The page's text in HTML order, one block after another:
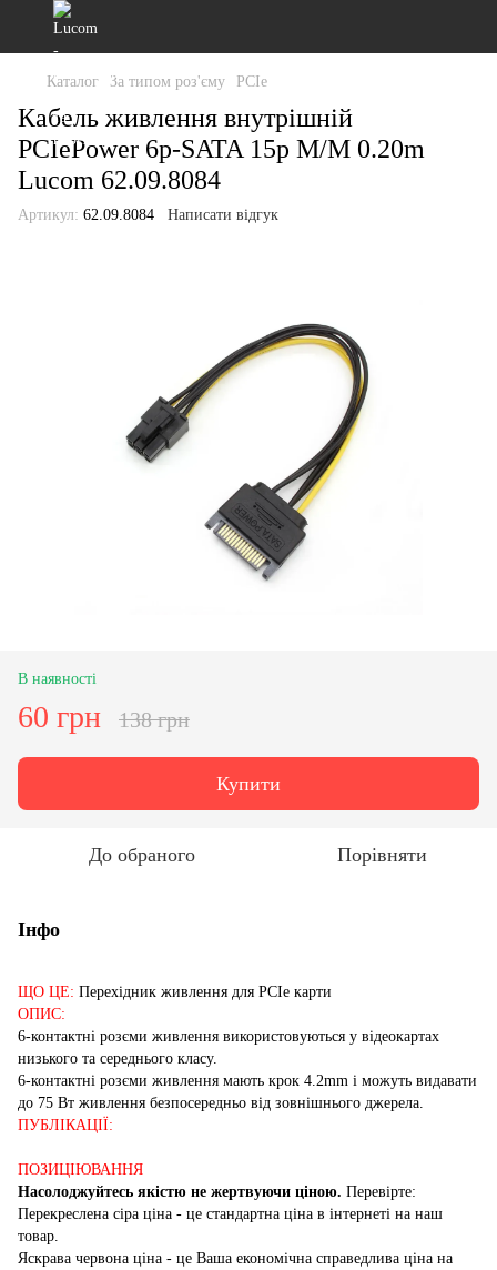
Каталог За типом роз'єму PCIe
Кабель живлення внутрішній
PCIePower 6p-SATA 15p M/M 0.20m
Lucom 62.09.8084
Артикул: 62.09.8084 Написати відгук
В наявності
60 грн 138 грн
Купити
До обраного Порівняти
Інфо
ЩО ЦЕ: Перехідник живлення для PCIe карти
ОПИС:
6-контактні розєми живлення використовуються у відеокартах
низького та середнього класу.
6-контактні розєми живлення мають крок 4.2mm і можуть видавати
до 75 Вт живлення безпосередньо від зовнішнього джерела.
ПУБЛІКАЦІЇ:
ПОЗИЦІЮВАННЯ
Насолоджуйтесь якістю не жертвуючи ціною. Перевірте:
Перекреслена сіра ціна - це стандартна ціна в інтернеті на наш
товар.
Яскрава червона ціна - це Ваша економічна справедлива ціна на